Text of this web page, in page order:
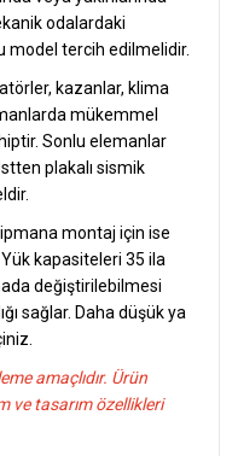
odalardaki
model tercih edilmelidir.
kazanlar, klima
mükemmel
Sonlu elemanlar
plakalı sismik
montaj için ise
kapasiteleri 35 ila
değiştirilebilmesi
sağlar. Daha düşük ya
amaçlıdır. Ürün
ve tasarım özellikleri